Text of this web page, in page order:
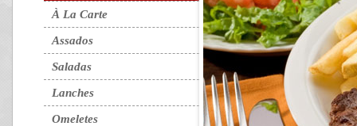
À La Carte
Assados
Saladas
Lanches
Omeletes